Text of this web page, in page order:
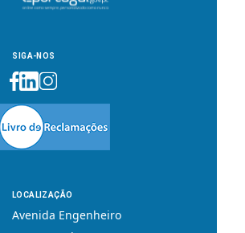
SIGA-NOS
LOCALIZAÇÃO
Avenida Engenheiro